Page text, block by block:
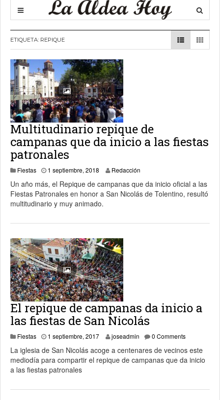
ETIQUETA: REPIQUE
Multitudinario repique de
campanas que da inicio a las fiestas
patronales
Fiestas 1 septiembre, 2018 3 septiembre, 2018
Redacción
Un año más, el Repique de campanas que da inicio oficial a las
Fiestas Patronales en honor a San Nicolás de Tolentino, resultó
multitudinario y muy animado.
El repique de campanas da inicio a
las fiestas de San Nicolás
Fiestas 1 septiembre, 20173 septiembre, 2017
joseadmin 0 Comments
La iglesia de San Nicolás acoge a centenares de vecinos este
mediodía para compartir el repique de campanas que da inicio
a las fiestas patronales